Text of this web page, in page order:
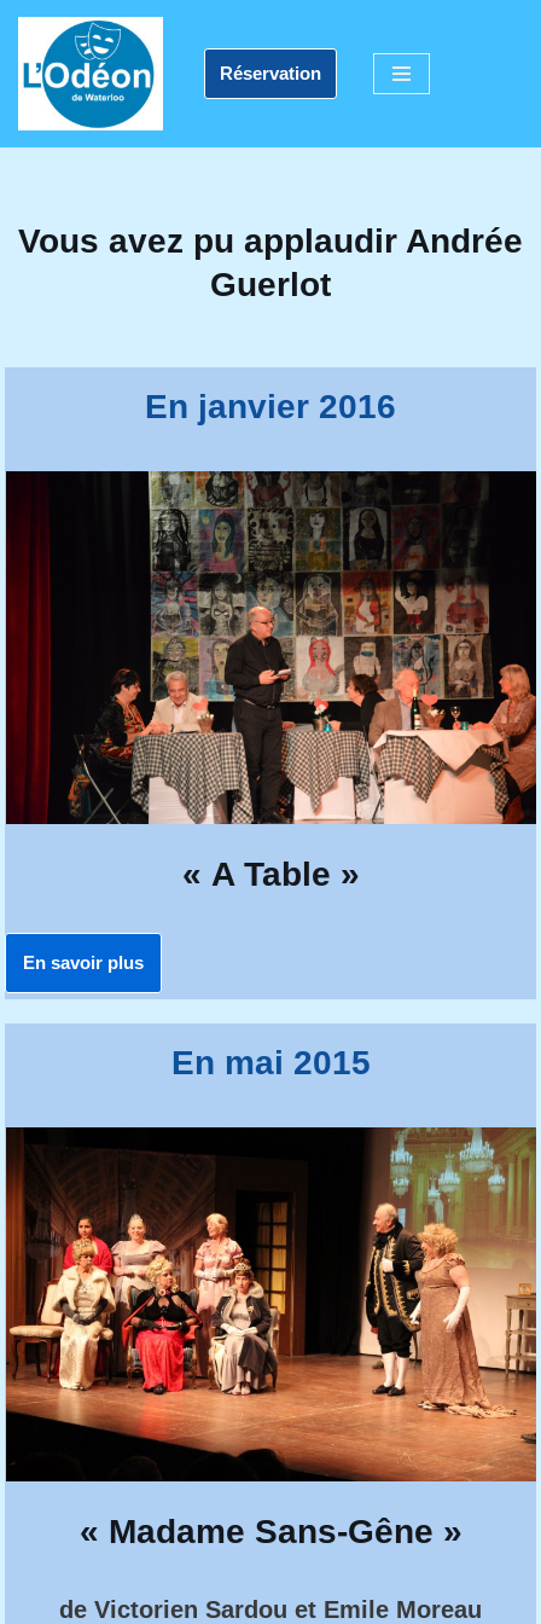
Aller
au
contenu
Réservation
Vous avez pu applaudir Andrée
Guerlot
En janvier 2016
« A Table »
En savoir plus
En mai 2015
« Madame Sans-Gêne »
de Victorien Sardou et Emile Moreau